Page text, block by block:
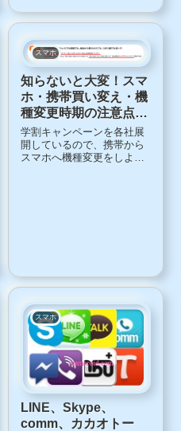
話付の通話プランで、あと
の3人がSMS付の...
スマホ
知らないと大変！スマ
ホ・携帯買い変え・機
種変更時期の注意点＜
更新月＞
学割キャンペーンを各社展
開しているので、携帯から
スマホへ機種変更をしよう
スマホ
LINE、Skype、
comm、カカオトー